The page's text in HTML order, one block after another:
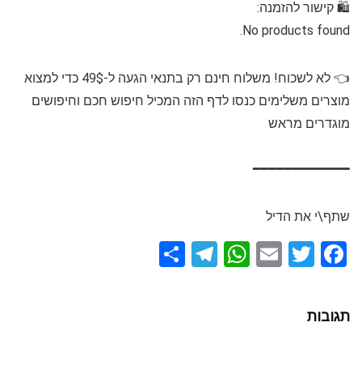
🛍 קישור להזמנה:
No products found.
👈 לא לשכוח! משלוח חינם רק בתנאי הגעה ל-49$ כדי למצוא
מוצרים משלימים כנסו לדף הזה המכיל חיפוש חכם וחיפושים
מוגדרים מראש
━━━━━━━━━━━━
שתף\י את הדיל
F
ce
b
T
E
W
T
תגובות